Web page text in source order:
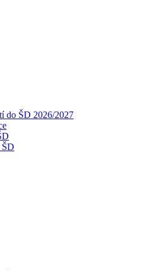
do ŠD 2026/2027
ŠD